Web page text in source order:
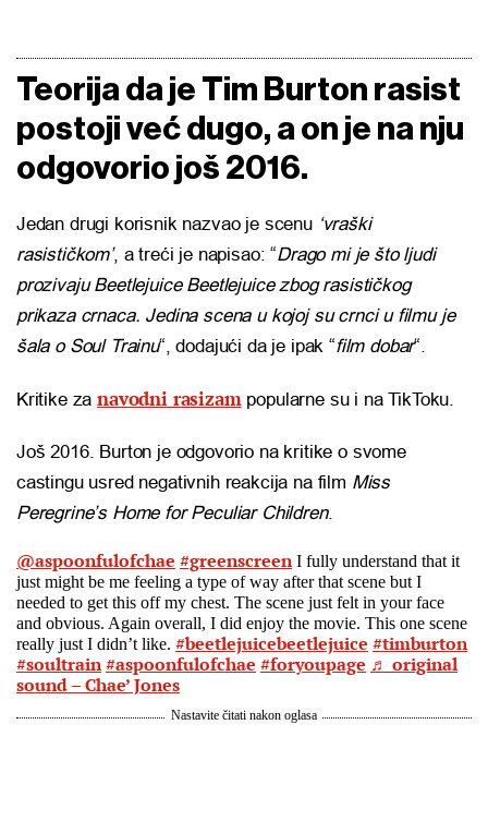
Teorija da je Tim Burton rasist
postoji već dugo, a on je na nju
odgovorio još 2016.
Jedan drugi korisnik nazvao je scenu ‘vraški
rasističkom’, a treći je napisao: “Drago mi je što ljudi
prozivaju Beetlejuice Beetlejuice zbog rasističkog
prikaza crnaca. Jedina scena u kojoj su crnci u filmu je
šala o Soul Trainu“, dodajući da je ipak “film dobar“.
Kritike zanavodni rasizampopularne su i na TikToku.
Još 2016. Burton je odgovorio na kritike o svome
castingu usred negativnih reakcija na film Miss
Peregrine’s Home for Peculiar Children.
@aspoonfulofchae #greenscreen I fully understand that it
just might be me feeling a type of way after that scene but I
needed to get this off my chest. The scene just felt in your face
and obvious. Again overall, I did enjoy the movie. This one scene
really just I didn’t like. #beetlejuicebeetlejuice #timburton
#soultrain#aspoonfulofchae #foryoupage ♬ original
sound – Chae’ Jones
Nastavite čitati nakon oglasa